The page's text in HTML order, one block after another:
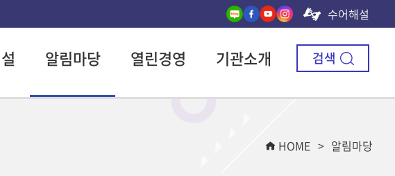
수어해설
알림마당 열린경영 기관소개 검색
HOME 알림마당